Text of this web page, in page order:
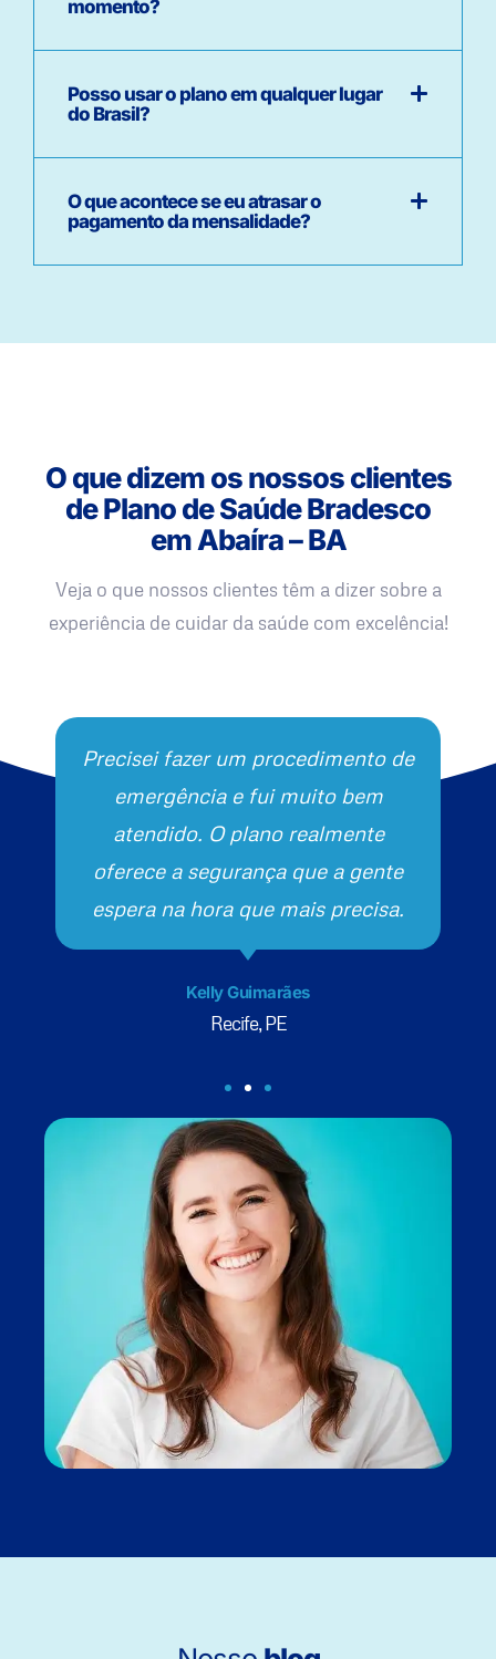
momento?
Posso usar o plano em qualquer lugar
do Brasil?
O que acontece se eu atrasar o
pagamento da mensalidade?
O que dizem os nossos clientes
de Plano de Saúde Bradesco
em Abaíra – BA
Veja o que nossos clientes têm a dizer sobre a
experiência de cuidar da saúde com excelência!
Precisei fazer um procedimento de
emergência e fui muito bem
atendido. O plano realmente
oferece a segurança que a gente
espera na hora que mais precisa.
Kelly Guimarães
Recife, PE